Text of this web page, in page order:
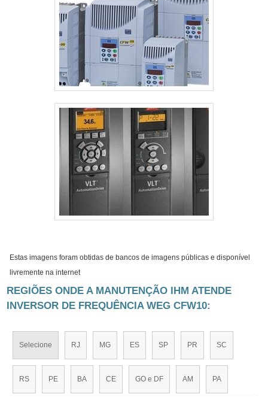
Estas imagens foram obtidas de bancos de imagens públicas e disponível
livremente na internet
REGIÕES ONDE A MANUTENÇÃO IHM ATENDE
INVERSOR DE FREQUÊNCIA WEG CFW10:
Selecione RJ MG ES SP PR SC
RS PE BA CE GO e DF AM PA